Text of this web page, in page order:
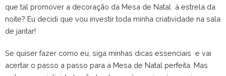
que tal promover a decoração da Mesa de Natal à estrela da
noite? Eu decidi que vou investir toda minha criatividade na sala
de jantar!
Se quiser fazer como eu, siga minhas dicas essenciais e vai
acertar o passo a passo para a Mesa de Natal perfeita. Mas